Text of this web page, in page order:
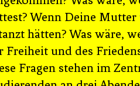
Wenn Deine
hätten? Was wäre,
Freiheit und des
Fragen stehen im